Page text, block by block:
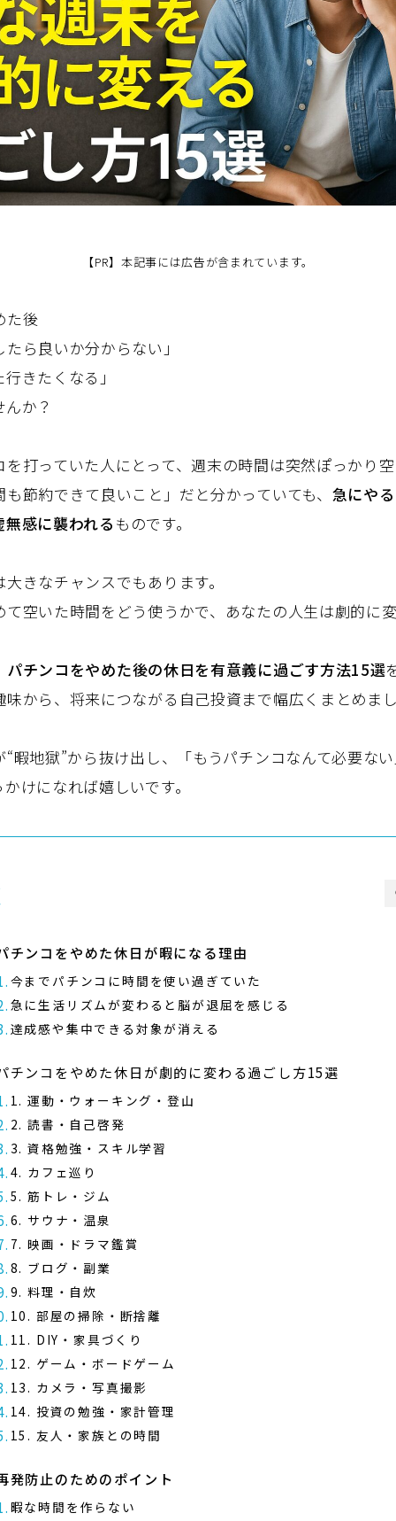
【PR】本記事には広告が含まれています。
た後
ら良いか分からない」
きたくなる」
か？
打っていた人にとって、週末の時間は突然ぽっかり
節約できて良いこと」だと分かっていても、 急にや
感に襲われる ものです。
きなチャンスでもあります。
空いた時間をどう使うかで、あなたの人生は劇的に変
パチンコをやめた後の休日を有意義に過ごす方法15選
から、将来につながる自己投資まで幅広くまとめまし
暇地獄”から抜け出し、「もうパチンコなんて必要な
けになれば嬉しいです。
チンコをやめた休日が暇になる理由
今までパチンコに時間を使い過ぎていた
急に生活リズムが変わると脳が退屈を感じる
達成感や集中できる対象が消える
チンコをやめた休日が劇的に変わる過ごし方15選
1. 運動・ウォーキング・登山
2. 読書・自己啓発
3. 資格勉強・スキル学習
4. カフェ巡り
5. 筋トレ・ジム
6. サウナ・温泉
7. 映画・ドラマ鑑賞
8. ブログ・副業
9. 料理・自炊
10. 部屋の掃除・断捨離
11. DIY・家具づくり
12. ゲーム・ボードゲーム
13. カメラ・写真撮影
14. 投資の勉強・家計管理
15. 友人・家族との時間
発防止のためのポイント
暇な時間を作らない